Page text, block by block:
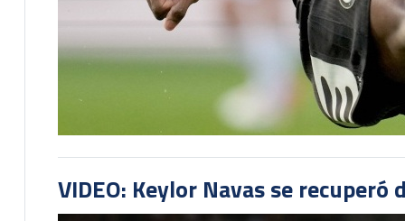
VIDEO: Keylor Navas se